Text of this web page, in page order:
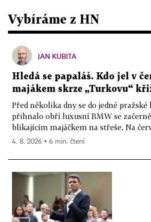
Vybíráme z HN
JAN KUBITA
Hledá se papaláš. Kdo jel v
majákem skrze „Turkovu“
Před několika dny se do jedné
přihnalo obří luxusní BMW se
blikajícím majáčkem na střeše. Na
4. 8. 2026 ▪ 6 min. čtení